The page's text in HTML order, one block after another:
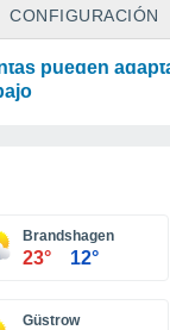
CONFIGURACIÓN
oficina solo
pueden
Brandshagen
23° 12°
Güstrow